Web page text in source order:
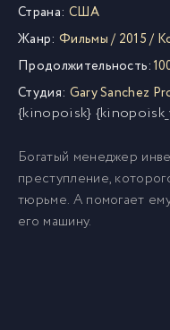
Страна: США
Жанр: Фильмы/ 2015/
Продолжительность:
Студия: Gary Sanchez
{kinopoisk}
Богатый менеджер
преступление,
тюрьме. А помогает
его машину.